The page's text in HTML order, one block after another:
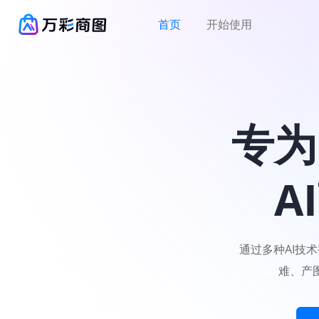
专
通过多种AI技
难、产
首页 开始使用